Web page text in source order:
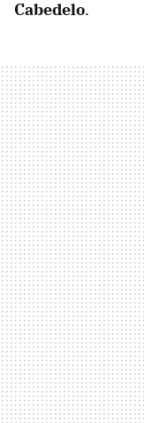
Cabedelo.